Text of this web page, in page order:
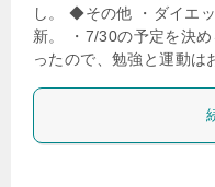
し。 ◆その他 ・ダイエ
新。 ・7/30の予定を決
ったので、勉強と運動